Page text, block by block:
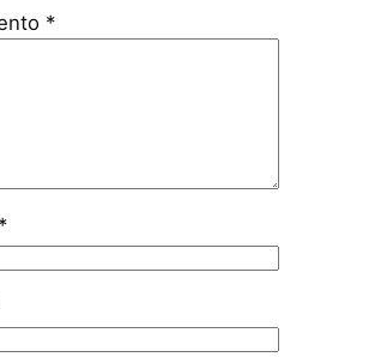
*
*